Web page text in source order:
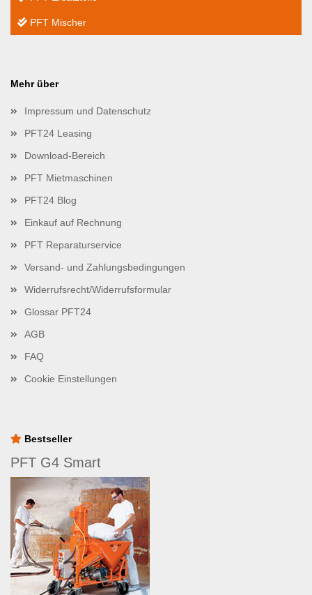
PFT Mischer
Mehr über
Impressum und Datenschutz
PFT24 Leasing
Download-Bereich
PFT Mietmaschinen
PFT24 Blog
Einkauf auf Rechnung
PFT Reparaturservice
Versand- und Zahlungsbedingungen
Widerrufsrecht/Widerrufsformular
Glossar PFT24
AGB
FAQ
Cookie Einstellungen
Bestseller
PFT G4 Smart